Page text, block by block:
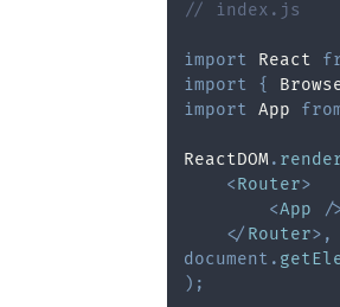
// index.js
import React
import
{
import
App
ReactDOM.
<Router>
<App
/
</ Router> ,
document .
) ;